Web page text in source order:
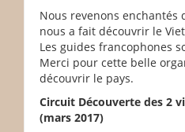
Nous revenons enchantés
nous a fait découvrir le
Les guides francophones
Merci pour cette belle
découvrir le pays.
Circuit Découverte des 2
(mars 2017)